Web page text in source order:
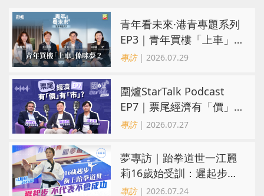
青年看未來·港青專題系列
EP3｜青年買樓「上車」
係咪夢？ 觀念改變居住選
專訪| 2026.07.29
圍爐StarTalk Podcast
EP7｜票尾經濟有「價」
有「市」？「短期流量」
專訪| 2026.07.27
夢專訪｜跆拳道世一江麗
莉16歲始受訓：遲起步不
代表不會成功
專訪| 2026.07.24